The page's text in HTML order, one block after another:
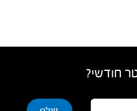
חודשי?